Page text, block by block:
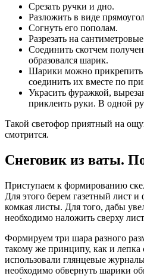
Срезать ручки и дно.
Разложить в виде
Согнуть его пополам.
Разрезать на
Соединить скотчем
образовался шарик.
Шарики можно прикрепить
соединить их вместе по
Украсить фуражкой,
приклеить руки. В одной
Такой светофор приятный на
смотрится.
Снеговик из ваты.
Приступаем к формированию
Для этого берем газетный лист
комкая листы. Для того, дабы
необходимо наложить сверху
Формируем три шара разного
такому же принципу, как и лепка
использовали глянцевые
необходимо обвернуть шарики